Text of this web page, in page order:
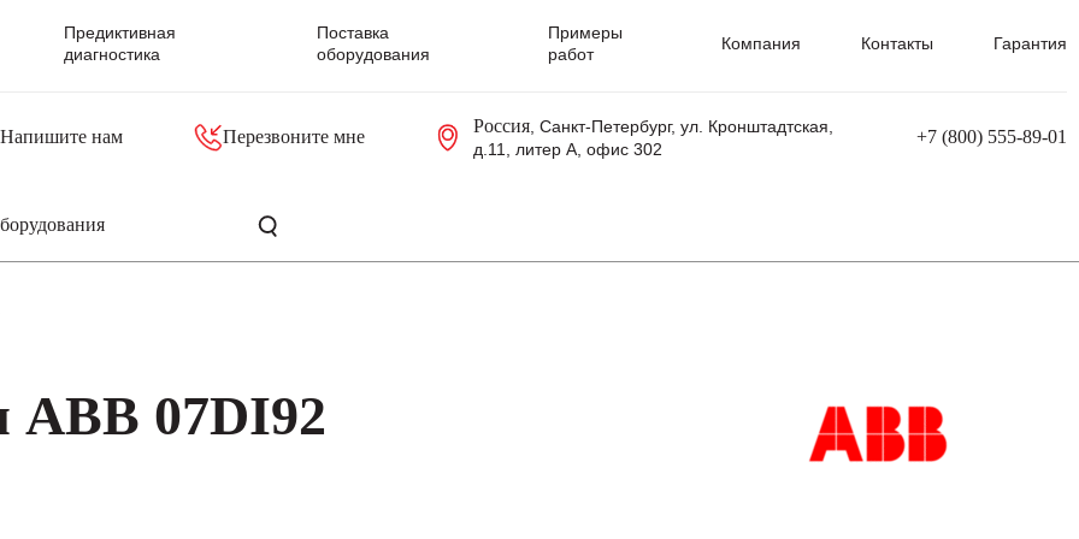
Предиктивная
диагностика
Поставка
оборудования
Примеры
работ
Компания Контакты Гарантия
Напишите нам Перезвоните мне
Россия, Санкт-Петербург, ул. Кронштадтская,
д.11, литер А, офис 302
+7 (800) 555-89-01
ABB 07DI92